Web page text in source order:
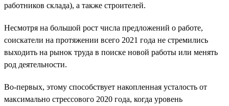
работников склада), а также строителей.
Несмотря на большой рост числа предложений о работе,
соискатели на протяжении всего 2021 года не стремились
выходить на рынок труда в поиске новой работы или менять
род деятельности.
Во-первых, этому способствует накопленная усталость от
максимально стрессового 2020 года, когда уровень